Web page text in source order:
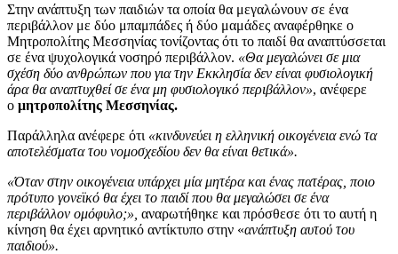
Στην ανάπτυξη των παιδιών τα οποία θα μεγαλώνουν σε ένα
περιβάλλον με δύο μπαμπάδες ή δύο μαμάδες αναφέρθηκε ο
Μητροπολίτης Μεσσηνίας τονίζοντας ότι το παιδί θα αναπτύσσεται
σε ένα ψυχολογικά νοσηρό περιβάλλον. «Θα μεγαλώνει σε μια
σχέση δύο ανθρώπων που για την Εκκλησία δεν είναι φυσιολογική
άρα θα αναπτυχθεί σε ένα μη φυσιολογικό περιβάλλον», ανέφερε
ο μητροπολίτης Μεσσηνίας.
Παράλληλα ανέφερε ότι «κινδυνεύει η ελληνική οικογένεια ενώ τα
αποτελέσματα του νομοσχεδίου δεν θα είναι θετικά».
«Όταν στην οικογένεια υπάρχει μία μητέρα και ένας πατέρας, ποιο
πρότυπο γονεϊκό θα έχει το παιδί που θα μεγαλώσει σε ένα
περιβάλλον ομόφυλο;», αναρωτήθηκε και πρόσθεσε ότι το αυτή η
κίνηση θα έχει αρνητικό αντίκτυπο στην «ανάπτυξη αυτού του
παιδιού».